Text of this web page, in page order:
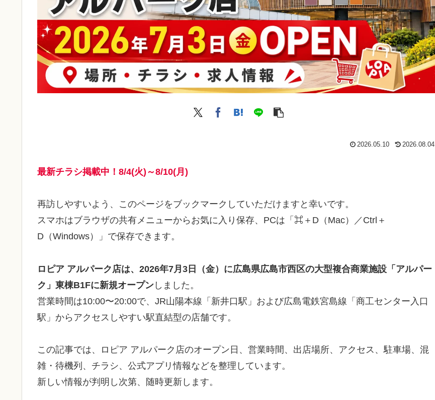
2026.05.10 2026.08.04
最新チラシ掲載中！8/4(火)～8/10(月)
再訪しやすいよう、このページをブックマークしていただけますと幸いです。
スマホはブラウザの共有メニューからお気に入り保存、PCは「⌘＋D（Mac）／Ctrl＋
D（Windows）」で保存できます。
ロピア アルパーク店は、2026年7月3日（金）に広島県広島市西区の大型複合商業施設「アルパー
ク」東棟B1Fに新規オープン しました。
営業時間は10:00〜20:00で、JR山陽本線「新井口駅」および広島電鉄宮島線「商工センター入口
駅」からアクセスしやすい駅直結型の店舗です。
この記事では、ロピア アルパーク店のオープン日、営業時間、出店場所、アクセス、駐車場、混
雑・待機列、チラシ、公式アプリ情報などを整理しています。
新しい情報が判明し次第、随時更新します。